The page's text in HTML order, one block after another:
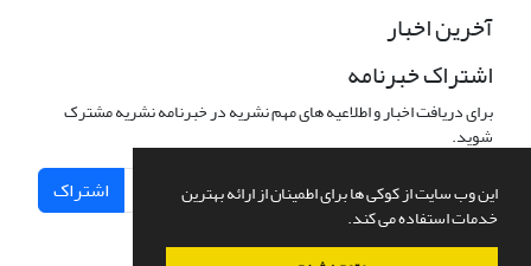
این وب سایت از کوکی ها برای اطمینان از ارائه بهترین
خدمات استفاده می کند.
آخرین اخبار
اشتراک خبرنامه
برای دریافت اخبار و اطلاعیه های مهم نشریه در خبرنامه نشریه مشترک
شوید.
اشتراک